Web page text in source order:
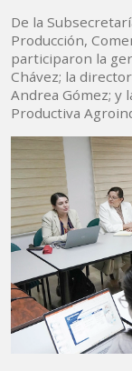
De la
Producción,
participaron la
Chávez; la
Andrea Gómez; y
Productiva